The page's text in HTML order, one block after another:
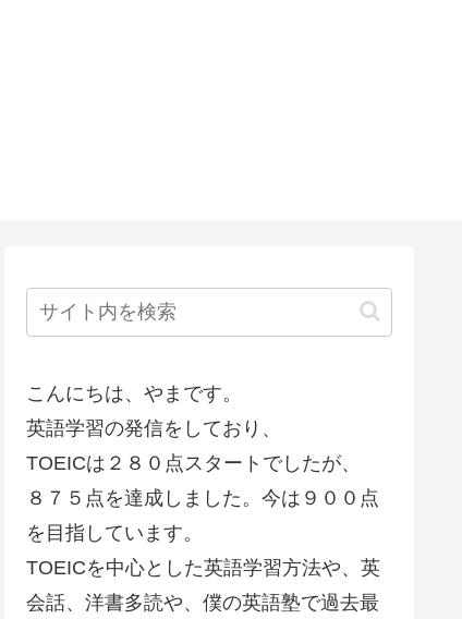
こんにちは、やまです。
英語学習の発信をしており、
TOEICは２８０点スタートでしたが、
８７５点を達成しました。今は９００点
を目指しています。
TOEICを中心とした英語学習方法や、英
会話、洋書多読や、僕の英語塾で過去最